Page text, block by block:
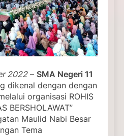
2022– SMA Negeri 11
dikenal dengan dengan
organisasi ROHIS
BERSHOLAWAT”
Maulid Nabi Besar
Tema